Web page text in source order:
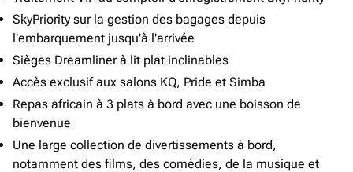
SkyPriority sur la gestion des bagages depuis
l'embarquement jusqu'à l'arrivée
Sièges Dreamliner à lit plat inclinables
Accès exclusif aux salons KQ, Pride et Simba
Repas africain à 3 plats à bord avec une boisson de
bienvenue
Une large collection de divertissements à bord,
notamment des films, des comédies, de la musique et